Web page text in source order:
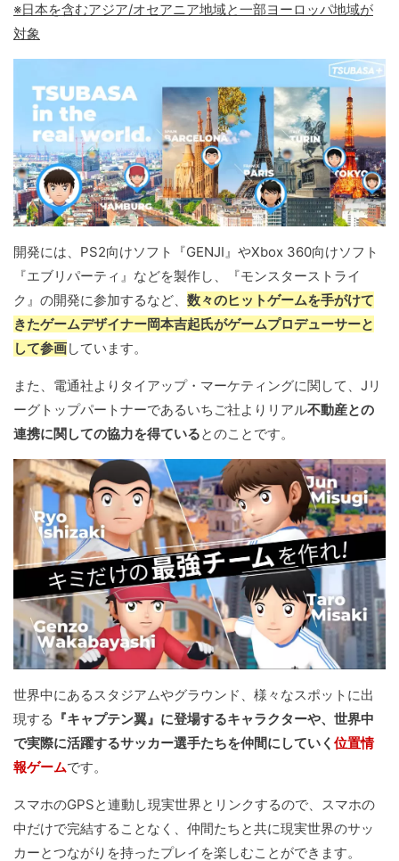
※日本を含むアジア/オセアニア地域と一部ヨーロッパ地域が
対象
開発には、PS2向けソフト『GENJI』やXbox 360向けソフト
『エブリパーティ』などを製作し、『モンスターストライ
ク』の開発に参加するなど、 数々のヒットゲームを手がけて
きたゲームデザイナー岡本吉起氏がゲームプロデューサーと
して参画しています。
また、電通社よりタイアップ・マーケティングに関して、Jリ
ーグトップパートナーであるいちご社よりリアル不動産との
連携に関しての協力を得ているとのことです。
世界中にあるスタジアムやグラウンド、様々なスポットに出
現する 『キャプテン翼』に登場するキャラクターや、世界中
で実際に活躍するサッカー選手たちを仲間にしていく 位置情
報ゲームです。
スマホのGPSと連動し現実世界とリンクするので、スマホの
中だけで完結することなく、仲間たちと共に現実世界のサッ
カーとつながりを持ったプレイを楽しむことができます。